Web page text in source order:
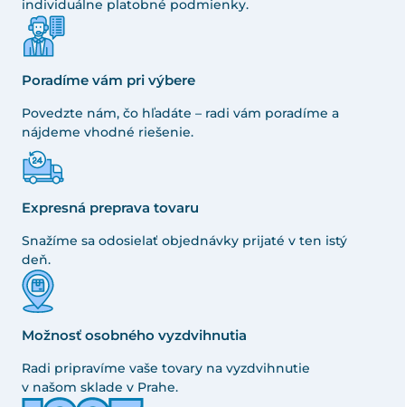
individuálne platobné podmienky.
Poradíme vám pri výbere
Povedzte nám, čo hľadáte – radi vám poradíme a
nájdeme vhodné riešenie.
Expresná preprava tovaru
Snažíme sa odosielať objednávky prijaté v ten istý
deň.
Možnosť osobného vyzdvihnutia
Radi pripravíme vaše tovary na vyzdvihnutie
v našom sklade v Prahe.